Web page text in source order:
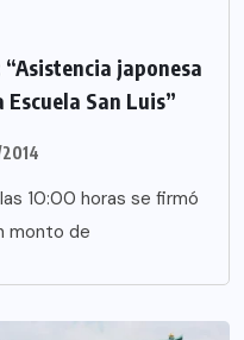
“Asistencia japonesa
San Luis”
10:00 horas se firmó
monto de